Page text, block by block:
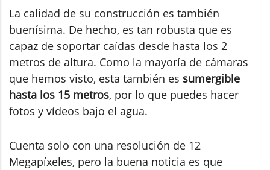
La calidad de su construcción es también
buenísima. De hecho, es tan robusta que es
capaz de soportar caídas desde hasta los 2
metros de altura. Como la mayoría de cámaras
que hemos visto, esta también es sumergible
hasta los 15 metros, por lo que puedes hacer
fotos y vídeos bajo el agua.
Cuenta solo con una resolución de 12
Megapíxeles, pero la buena noticia es que